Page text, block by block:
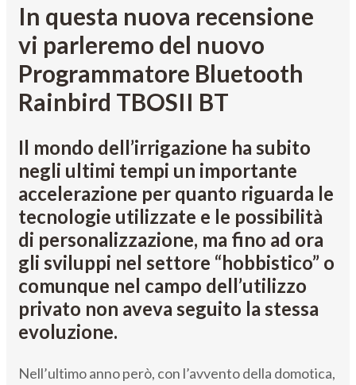
In questa nuova recensione
vi parleremo del nuovo
Programmatore Bluetooth
Rainbird TBOSII BT
Il mondo dell’irrigazione ha subito
negli ultimi tempi un importante
accelerazione per quanto riguarda le
tecnologie utilizzate e le possibilità
di personalizzazione, ma fino ad ora
gli sviluppi nel settore “hobbistico” o
comunque nel campo dell’utilizzo
privato non aveva seguito la stessa
evoluzione.
Nell’ultimo anno però, con l’avvento della domotica,